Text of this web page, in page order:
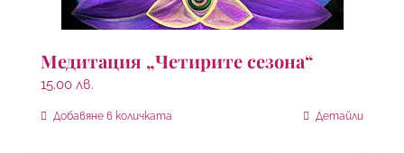
Медитация „Четирите сезона“
15.00 лв.
Добавяне в количката Детайли